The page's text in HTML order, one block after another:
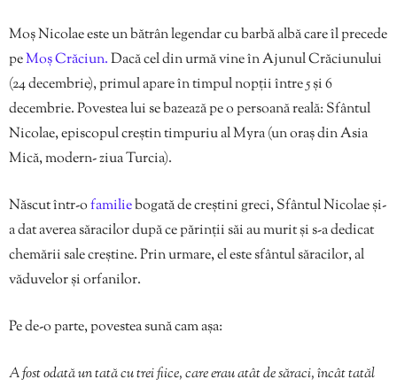
Moş Nicolae este un bătrân legendar cu barbă albă care îl precede
peMoş Crăciun.Dacă cel din urmă vine în Ajunul Crăciunului
(24 decembrie), primul apare în timpul nopții între 5 și 6
decembrie. Povestea lui se bazează pe o persoană reală: Sfântul
Nicolae, episcopul creștin timpuriu al Myra (un oraș din Asia
Mică, modern- ziua Turcia).
Născut într-ofamiliebogată de creștini greci, Sfântul Nicolae și-
a dat averea săracilor după ce părinții săi au murit și s-a dedicat
chemării sale creștine. Prin urmare, el este sfântul săracilor, al
văduvelor și orfanilor.
Pe de-o parte, povestea sună cam așa:
A fost odată un tată cu trei fiice, care erau atât de săraci, încât tatăl